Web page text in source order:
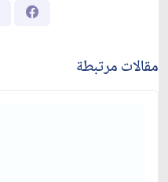
مقالات مرتبطة